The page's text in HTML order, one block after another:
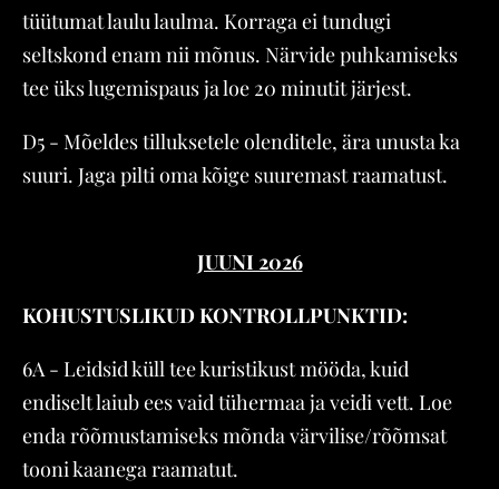
tüütumat laulu laulma. Korraga ei tundugi
seltskond enam nii mõnus. Närvide puhkamiseks
tee üks lugemispaus ja loe 20 minutit järjest.
D5 - Mõeldes tilluksetele olenditele, ära unusta ka
suuri. Jaga pilti oma kõige suuremast raamatust.
JUUNI 2026
KOHUSTUSLIKUD KONTROLLPUNKTID:
6A - Leidsid küll tee kuristikust mööda, kuid
endiselt laiub ees vaid tühermaa ja veidi vett. Loe
enda rõõmustamiseks mõnda värvilise/rõõmsat
tooni kaanega raamatut.